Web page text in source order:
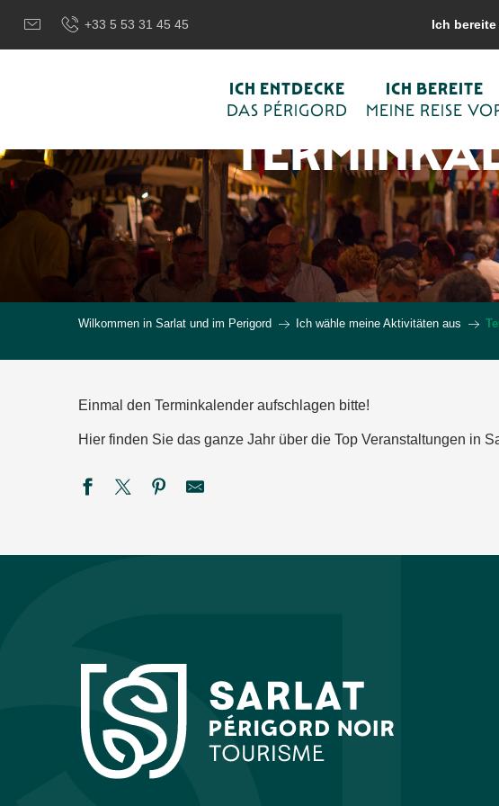
contenu
+33 5 53 31 45 45 Ich
ICH ENTDECKE
DAS PÉRIGORD
ICH BEREITE
MEINE REISE
Wilkommen in Sarlat und im Perigord Ich wähle meine Aktivitäten aus
Einmal den Terminkalender aufschlagen bitte!
Hier finden Sie das ganze Jahr über die Top Veranstaltungen in
Été actif : Spéléologie
Festival du Périgord Noir : les minis concerts de l'Ensemble Baroque
La Roche enchantée à la Roque Saint-Christophe
Savoir-faire au rendez-vous : L'Atelier des Fac-Similés du Périgord
Soirée Guinguette
Théâtre du Fon du Loup :"F. Verteramo Blues Band"
Les soirées étoilées au Château de Losse